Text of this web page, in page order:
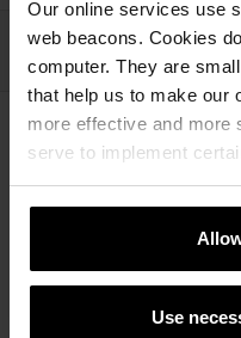
Our online services use
web beacons. Cookies
computer. They are
that help us to make our
more effective and more
serve to implement
Use